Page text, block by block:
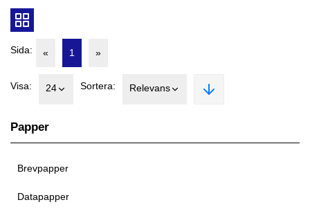
Papper
Brevpapper
Datapapper
Sida: « 1 »
Visa: 24 Sortera: Relevans